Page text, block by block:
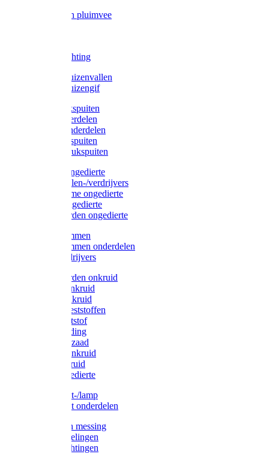
Voerbakken pluimvee
LED verlichting
Ratten / Muizenvallen
Ratten / Muizengif
Gloria drukspuiten
Gloria onderdelen
Gardena onderdelen
Dario drukspuiten
Gardena drukspuiten
Diversen ongedierte
Insectenvallen-/verdrijvers
Protect Home ongedierte
Solabiol ongedierte
Protect Garden ongedierte
Mollenklemmen
Mollenklemmen onderdelen
Mollenverdrijvers
Protect Garden onkruid
Diversen onkruid
Solabiol onkruid
Solabiol meststoffen
Pokon meststof
Pokon voeding
Pokon graszaad
Roundup onkruid
Pokon onkruid
Pokon ongedierte
Vliegenkast-/lamp
Vliegenkast onderdelen
Zuigkorven messing
Geka koppelingen
Geka afdichtingen